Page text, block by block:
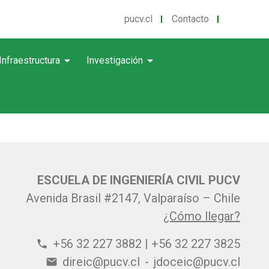
pucv.cl Contacto
arrow_drop_down Investigación arrow_drop_down
ESCUELA DE INGENIERÍA CIVIL PUCV
Avenida Brasil #2147, Valparaíso – Chile
¿Cómo llegar?
phone +56 32 227 3882 | +56 32 227 3825
email direic@pucv.cl - jdoceic@pucv.cl